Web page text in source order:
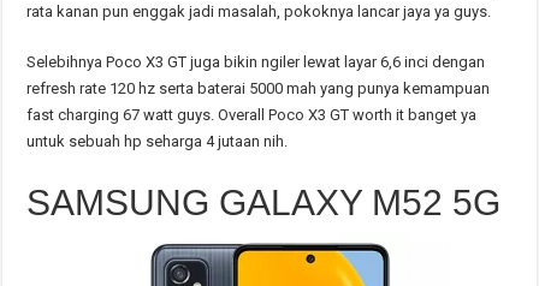
rata kanan pun enggak jadi masalah, pokoknya lancar jaya ya guys.
Selebihnya Poco X3 GT juga bikin ngiler lewat layar 6,6 inci dengan
refresh rate 120 hz serta baterai 5000 mah yang punya kemampuan
fast charging 67 watt guys. Overall Poco X3 GT worth it banget ya
untuk sebuah hp seharga 4 jutaan nih.
SAMSUNG GALAXY M52 5G